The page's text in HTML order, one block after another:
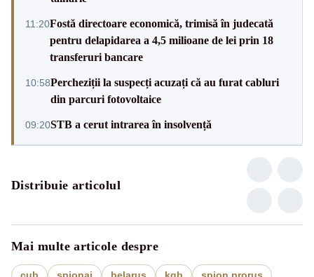
11:20Fostă directoare economică, trimisă în judecată
pentru delapidarea a 4,5 milioane de lei prin 18
transferuri bancare
10:58Percheziții la suspecți acuzați că au furat cabluri
din parcuri fotovoltaice
09:20STB a cerut intrarea în insolvență
Distribuie articolul
Mai multe articole despre
cub spionaj belarus kgb spion prorus